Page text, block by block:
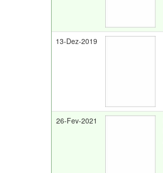
13-Dez-2019
26-Fev-2021